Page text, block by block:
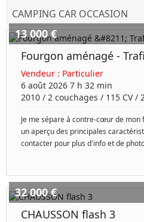
CAMPING CAR OCCASION
13 000 €
Fourgon aménagé -
Vendeur : Particulier
6 août 2026 7 h 32 min
2010 / 2 couchages / 115 CV /
Je me sépare à contre-cœur de mon
un aperçu des principales
contacter pour plus d'info et de
32 000 €
CHAUSSON flash 3